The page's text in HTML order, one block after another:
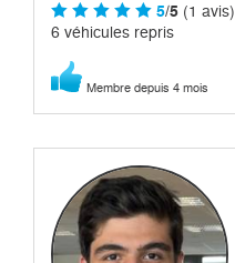
5/5 (1 avis)
6 véhicules repris
Membre depuis 4 mois